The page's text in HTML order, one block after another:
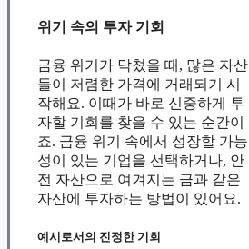
위기 속의 투자 기회
금융 위기가 닥쳤을 때, 많은 자산
들이 저렴한 가격에 거래되기 시
작해요. 이때가 바로 신중하게 투
자할 기회를 찾을 수 있는 순간이
죠. 금융 위기 속에서 성장할 가능
성이 있는 기업을 선택하거나, 안
전 자산으로 여겨지는 금과 같은
자산에 투자하는 방법이 있어요.
예시로서의 진정한 기회